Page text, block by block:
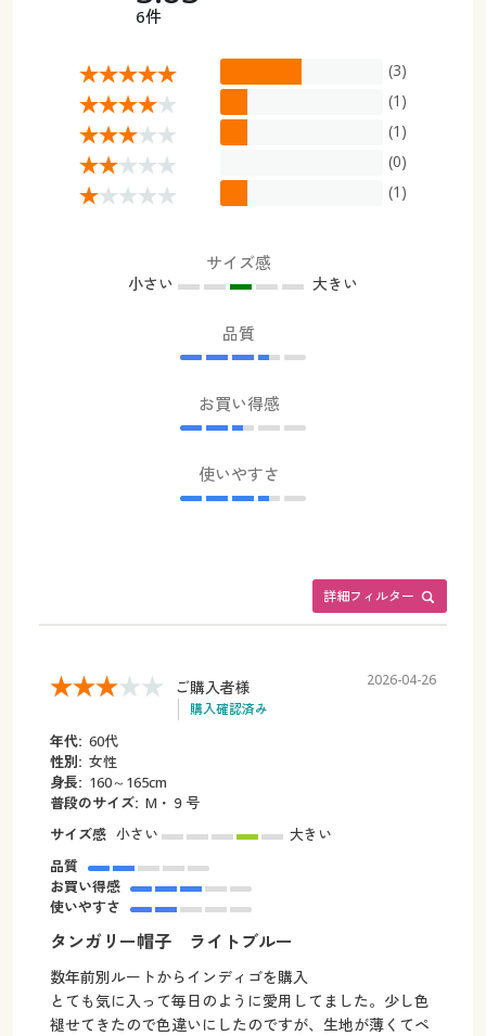
6件
(3)
(1)
(1)
(0)
(1)
サイズ感
小さい 大きい
品質
お買い得感
使いやすさ
詳細フィルター
ご購入者様
購入確認済み
2026-04-26
年代: 60代
性別: 女性
身長: 160～165cm
普段のサイズ: M・９号
サイズ感 小さい
大きい
品質
お買い得感
使いやすさ
タンガリー帽子 ライトブルー
数年前別ルートからインディゴを購入
とても気に入って毎日のように愛用してました。少し色
褪せてきたので色違いにしたのですが、生地が薄くてペ